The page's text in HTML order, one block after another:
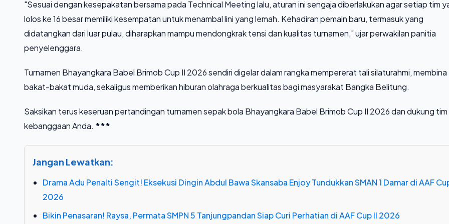
​"Sesuai dengan kesepakatan bersama pada Technical Meeting lalu, aturan ini sengaja diberlakukan agar setiap tim
lolos ke 16 besar memiliki kesempatan untuk menambal lini yang lemah. Kehadiran pemain baru, termasuk yang
didatangkan dari luar pulau, diharapkan mampu mendongkrak tensi dan kualitas turnamen," ujar perwakilan panitia
penyelenggara.
​Turnamen Bhayangkara Babel Brimob Cup II 2026 sendiri digelar dalam rangka mempererat tali silaturahmi, membina
bakat-bakat muda, sekaligus memberikan hiburan olahraga berkualitas bagi masyarakat Bangka Belitung.
​Saksikan terus keseruan pertandingan turnamen sepak bola Bhayangkara Babel Brimob Cup II 2026 dan dukung tim
kebanggaan Anda. ***
Jangan Lewatkan:
Drama Adu Penalti Sengit! Eksekusi Dingin Abdul Bawa Skansaba Enjoy Tundukkan SMAN 1 Damar di AAF
2026
Bikin Penasaran! Raysa, Permata SMPN 5 Tanjungpandan Siap Curi Perhatian di AAF Cup II 2026